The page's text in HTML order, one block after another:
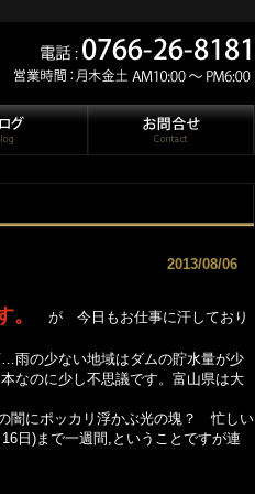
2013/08/06
が 今日もお仕事に汗しており
雨の少ない地域はダムの貯水量が少
なのに少し不思議です。富山県は大
闇にポッカリ浮かぶ光の塊？ 忙しい
日)まで一週間,ということですが連